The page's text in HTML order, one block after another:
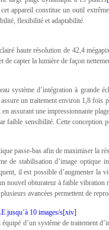
appareil constitue un outil
flexibilité et adaptabilité.
haute résolution de 42,4
de capter la lumière de façon
système d’intégration à grande
un traitement environ 1,8 fois
assurant une impressionnante
faible sensibilité. Cette conception
passe-bas afin de maximiser la
de stabilisation d’image optique
il est possible d’augmenter
nouvel obturateur à faible
avancées permettent de
jusqu’à 10 images/s[xiv]
équipé d’un système de traitement